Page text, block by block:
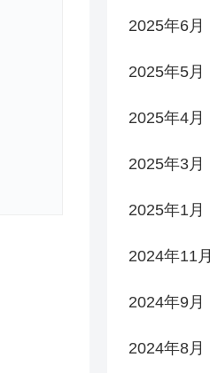
2025年6月
2025年5月
2025年4月
2025年3月
2025年1月
2024年11月
2024年9月
2024年8月